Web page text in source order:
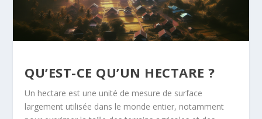
QU’EST-CE QU’UN HECTARE ?
Un hectare est une unité de mesure de surface
largement utilisée dans le monde entier, notamment